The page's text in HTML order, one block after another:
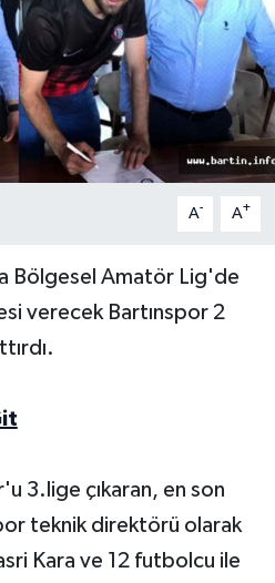
A- A+
Bölgesel Amatör Lig'de
verecek Bartınspor 2
3.lige çıkaran, en son
teknik direktörü olarak
Kara ve 12 futbolcu ile